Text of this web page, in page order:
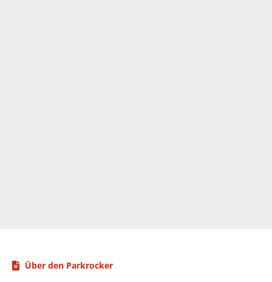
Über den Parkrocker